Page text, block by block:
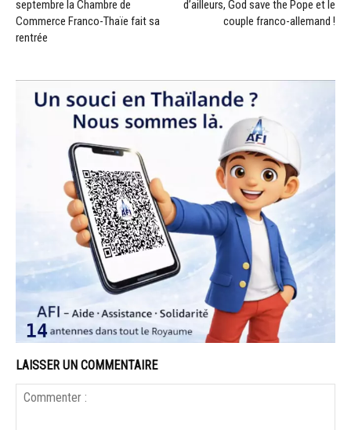
septembre la Chambre de
Commerce Franco-Thaïe fait sa
rentrée
d’ailleurs, God save the Pope et le
couple franco-allemand !
LAISSER UN COMMENTAIRE